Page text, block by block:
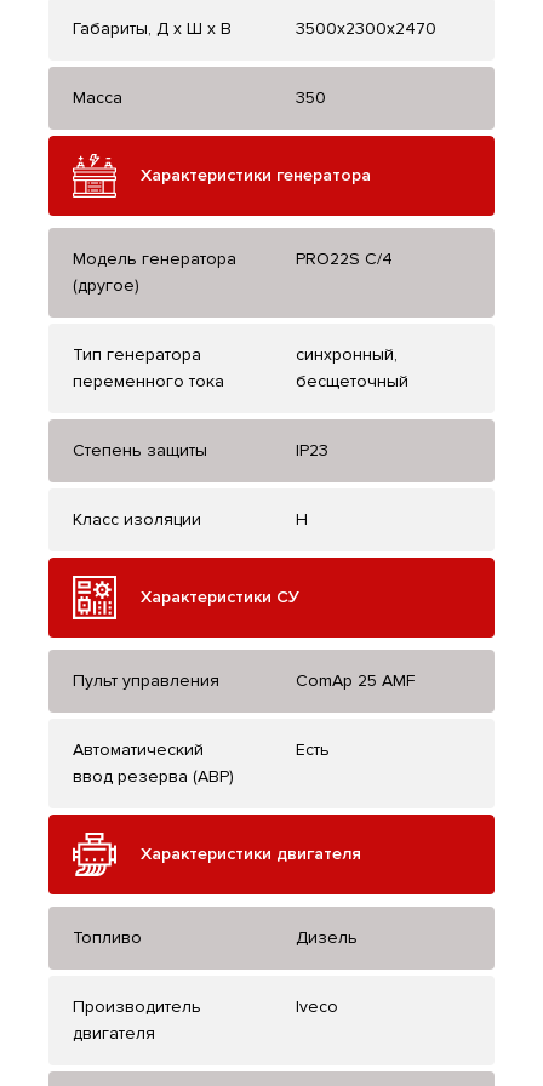
Габариты, Д x Ш x В 3500x2300x2470
Масса 350
Характеристики генератора
Модель генератора
(другое)
PRO22S С/4
Тип генератора
переменного тока
синхронный,
бесщеточный
Степень защиты IP23
Класс изоляции H
Характеристики СУ
Пульт управления ComAp 25 AMF
Автоматический
ввод резерва (АВР)
Есть
Характеристики двигателя
Топливо Дизель
Производитель
двигателя
Iveco